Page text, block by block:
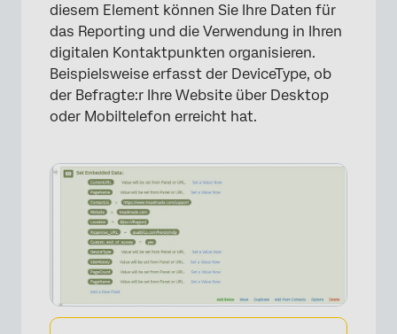
diesem Element können Sie Ihre Daten für
das Reporting und die Verwendung in Ihren
digitalen Kontaktpunkten organisieren.
Beispielsweise erfasst der DeviceType, ob
der Befragte:r Ihre Website über Desktop
oder Mobiltelefon erreicht hat.